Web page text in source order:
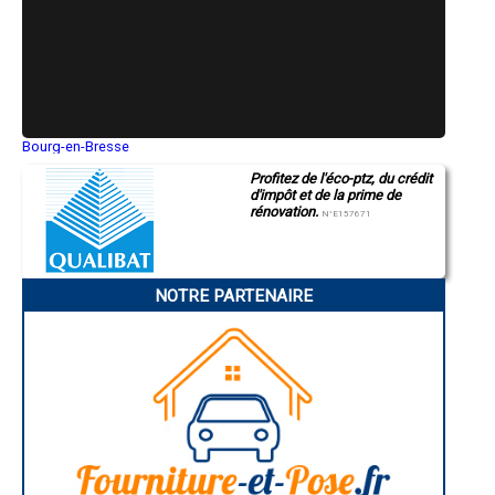
- Entreprise de rénovation immobilière à Richerenches
- Entreprise de rénovation immobilière à Puget
- Entreprise de rénovation immobilière à Villars
- Entreprise de rénovation immobilière à Rustrel
- Entreprise de rénovation immobilière à Puyvert
- Entreprise de rénovation immobilière à Fontaine-de-Vaucluse
- Entreprise de rénovation immobilière à La Bastidonne
- Entreprise de rénovation immobilière à Saint-Martin-de-la-Brasque
- Entreprise de rénovation immobilière à Travaillan
- Entreprise de rénovation immobilière à Puyméras
- Entreprise de rénovation immobilière à Peypin-d'Aigues
- Entreprise de rénovation immobilière à Le Barroux
- Entreprise de rénovation immobilière à Viens
- Entreprise de rénovation immobilière à Gigondas
- Entreprise de rénovation immobilière à Roaix
- Entreprise de rénovation immobilière à Vaugines
- Entreprise de rénovation immobilière à Saint-Pierre-de-Vassols
- Entreprise de rénovation immobilière à Villedieu
Bourg-en-Bresse
Montluçon
Manosque
Gap
Charleville-Mézières
Pamiers
Narbonne
Saint-Brieuc
Profitez de l'éco-ptz, du crédit
d'impôt et de la prime de
rénovation. N°E157671
NOTRE PARTENAIRE